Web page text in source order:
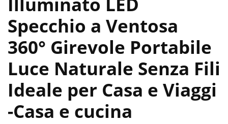
Specchio a Ventosa
360° Girevole Portabile
Luce Naturale Senza Fili
Ideale per Casa e Viaggi
-Casa e cucina